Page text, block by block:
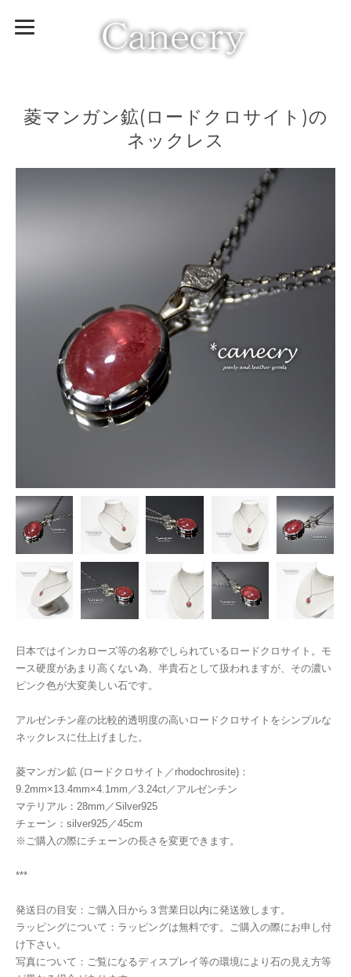
菱マンガン鉱(ロードクロサイト)の
ネックレス
日本ではインカローズ等の名称でしられているロードクロサイト。モ
ース硬度があまり高くない為、半貴石として扱われますが、その濃い
ピンク色が大変美しい石です。
アルゼンチン産の比較的透明度の高いロードクロサイトをシンプルな
ネックレスに仕上げました。
菱マンガン鉱 (ロードクロサイト／rhodochrosite)：
9.2mm×13.4mm×4.1mm／3.24ct／アルゼンチン
マテリアル：28mm／Silver925
チェーン：silver925／45cm
※ご購入の際にチェーンの長さを変更できます。
***
発送日の目安：ご購入日から３営業日以内に発送致します。
ラッピングについて：ラッピングは無料です。ご購入の際にお申し付
け下さい。
写真について：ご覧になるディスプレイ等の環境により石の見え方等